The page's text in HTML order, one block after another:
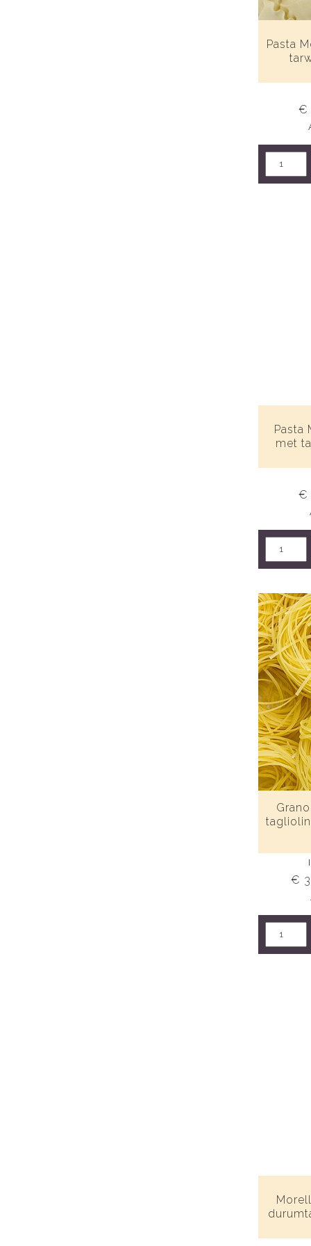
Pasta
€
Pasta
met
€
€